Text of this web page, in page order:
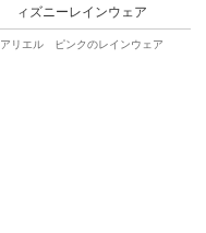
ィズニーレインウェア
アリエル ピンクのレインウェア